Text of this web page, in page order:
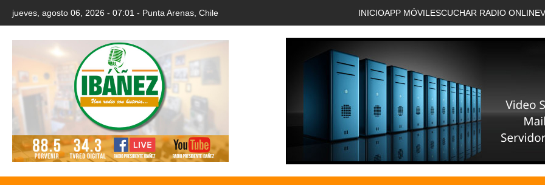
jueves, agosto 06, 2026 - 07:01 - Punta Arenas, Chile INICIOAPP MÓVIL ESCUCHAR RADIO ONLINE